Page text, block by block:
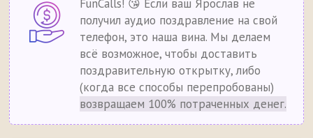
FunCalls! 😘 Если ваш Ярослав не
получил аудио поздравление на свой
телефон, это наша вина. Мы делаем
всё возможное, чтобы доставить
поздравительную открытку, либо
(когда все способы перепробованы)
возвращаем 100% потраченных денег.